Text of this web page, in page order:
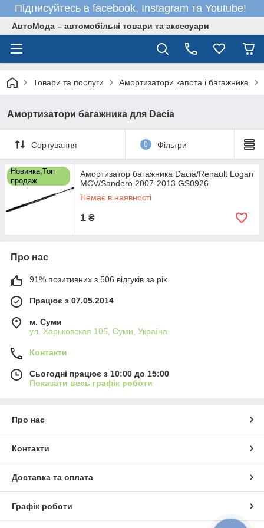
Підписуйтесь в facebook, Instagram та Youtube!
АвтоМода – автомобільні товари та аксесуари
Товари та послуги Амортизатори капота і багажника
Амортизатори багажника для Dacia
Сортування 0 Фільтри
Новинка;Топ
продаж
Амортизатор багажника Dacia/Renault Logan
MCV/Sandero 2007-2013 GS0926
Немає в наявності
1 ₴
Про нас
91% позитивних з 506 відгуків за рік
Працює з 07.05.2014
м. Суми
ул. Харьковская 105, Суми, Україна
Контакти
Сьогодні працює з 10:00 до 15:00
Показати весь графік роботи
Про нас
Контакти
Доставка та оплата
Графік роботи